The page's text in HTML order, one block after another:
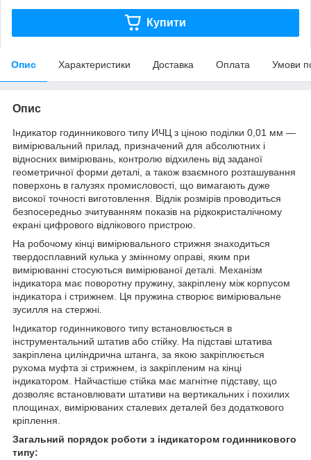
Купити
Опис Характеристики Доставка Оплата Умови
Опис
Індикатор годинникового типу ИЧЦ з ціною поділки 0,01 мм —
вимірювальний прилад, призначений для абсолютних і
відносних вимірювань, контролю відхилень від заданої
геометричної форми деталі, а також взаємного розташування
поверхонь в галузях промисловості, що вимагають дуже
високої точності виготовлення. Відлік розмірів проводиться
безпосередньо зчитуванням показів на рідкокристалічному
екрані цифрового відлікового пристрою.
На робочому кінці вимірювального стрижня знаходиться
твердосплавний кулька у змінному оправі, яким при
вимірюванні стосуються вимірюваної деталі. Механізм
індикатора має поворотну пружину, закріплену між корпусом
індикатора і стрижнем. Ця пружина створює вимірювальне
зусилля на стержні.
Індикатор годинникового типу встановлюється в
інструментальний штатив або стійку. На підставі штатива
закріплена циліндрична штанга, за якою закріплюється
рухома муфта зі стрижнем, із закріпленим на кінці
індикатором. Найчастіше стійка має магнітне підставу, що
дозволяє встановлювати штативи на вертикальних і похилих
площинах, вимірюваних сталевих деталей без додаткового
кріплення.
Загальний порядок роботи з індикатором годинникового
типу: